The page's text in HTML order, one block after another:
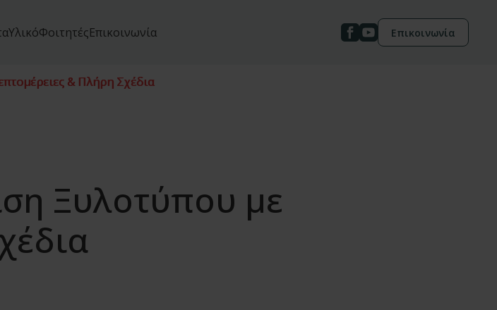
ΥλικόΦοιτητέςΕπικοινωνία Επικοινωνία
& Πλήρη Σχέδια
Ξυλοτύπου με